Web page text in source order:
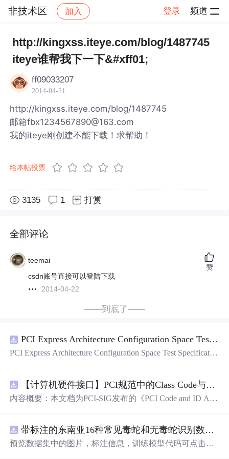
非技术区 加入 登录 频道
社区 非技术区
http://kingxss.iteye.com/blog/1487745
iteye谁帮我下一下&#xff01;
ff09033207
2014-04-21
http://kingxss.iteye.com/blog/1487745
邮箱fbx1234567890@163.com
我的iteye刚创建不能下载！求帮助！
给本帖投票
3135 1 打赏
全部评论
teemai
csdn账号直接可以登陆下载
2014-04-22
赞
——到底了——
PCI Express Architecture Configuration Space Test Specification Revision 5.0, Version 1.0 (CB).pdf
PCI Express Architecture Configuration Space Test Specificatio
【计算机硬件接口】PCI规范中的Class Code与Capability ID分配：设备功能分类及扩展能力标识系统设计
内容概要：本文档为PCI-SIG发布的《PCI Code and ID Assi
ity IDs）以
带标注的东南亚16种常见毒蛇和无毒蛇识别数据集， 识别率73.4%，7593张图，支持yolo
预览数据集中的图片，标注信息，训练模型代码可点击查